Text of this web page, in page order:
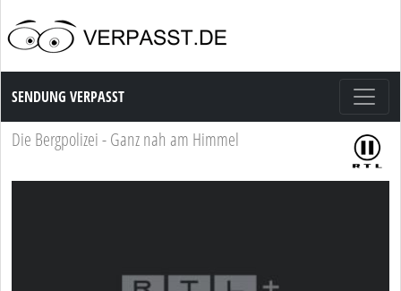
Sendung Verpasst
SENDUNG VERPASST
Die Bergpolizei - Ganz nah am Himmel